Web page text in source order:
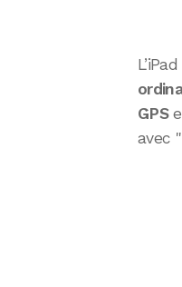
GPS
avec